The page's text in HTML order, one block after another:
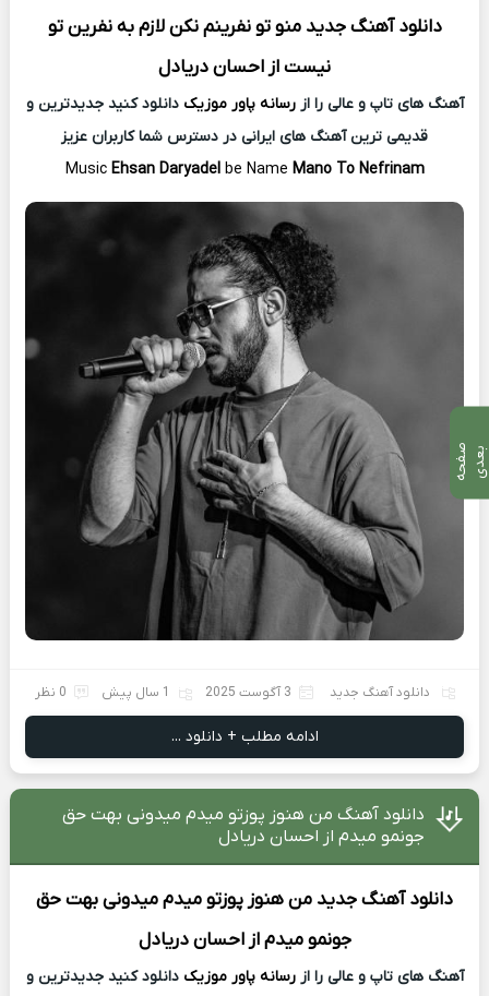
دانلود آهنگ جدید منو تو نفرینم نکن لازم به نفرین تو
نیست ازاحسان دریادل
آهنگ های تاپ و عالی را ازرسانه پاور موزیک دانلود کنید جدیدترین و
قدیمی ترین آهنگ های ایرانی در دسترس شما کاربران عزیز
MusicEhsan Daryadel be Name Mano To Nefrinam
دانلود آهنگ جدید 3 آگوست 2025 1 سال پیش 0 نظر
ادامه مطلب + دانلود ...
دانلود آهنگ من هنوز پوزتو میدم میدونی بهت حق
جونمو میدم از احسان دریادل
دانلود آهنگ جدید من هنوز پوزتو میدم میدونی بهت حق
جونمو میدم ازاحسان دریادل
آهنگ های تاپ و عالی را ازرسانه پاور موزیک دانلود کنید جدیدترین و
ص
ف
ح
ه ب ع
د ی